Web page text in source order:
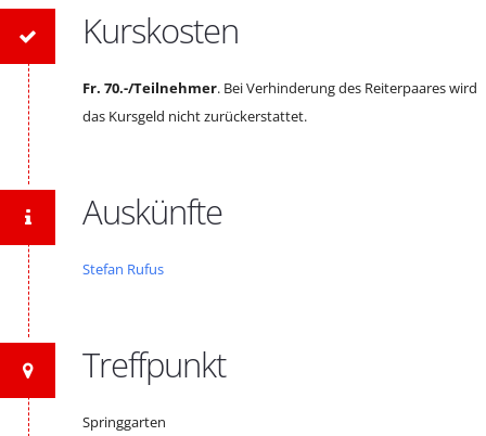
Kurskosten
Fr. 70.-/Teilnehmer. Bei Verhinderung des Reiterpaares wird
das Kursgeld nicht zurückerstattet.
Auskünfte
Stefan Rufus
Treffpunkt
Springgarten